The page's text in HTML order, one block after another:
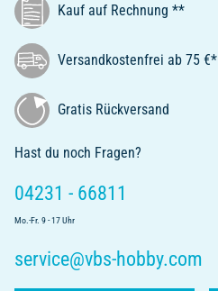
Kauf auf Rechnung **
Versandkostenfrei ab 75 €*
Gratis Rückversand
Hast du noch Fragen?
04231 - 66811
Mo.-Fr. 9 - 17 Uhr
service@vbs-hobby.com